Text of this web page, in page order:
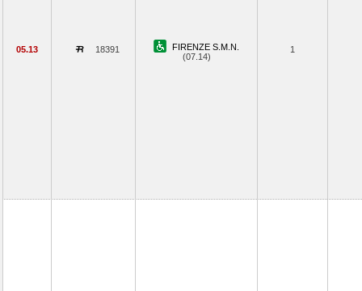
05.13 18391
FIRENZE S.M.N.
(07.14)
1